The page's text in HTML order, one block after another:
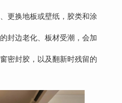
更换地板或壁纸，胶类和涂
封边老化、板材受潮，会加
密封胶，以及翻新时残留的